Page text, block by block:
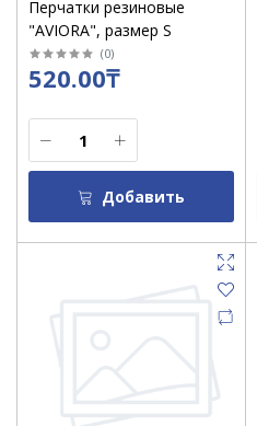
Перчатки резиновые
"AVIORA", размер S
(0)
520.00₸
Добавить